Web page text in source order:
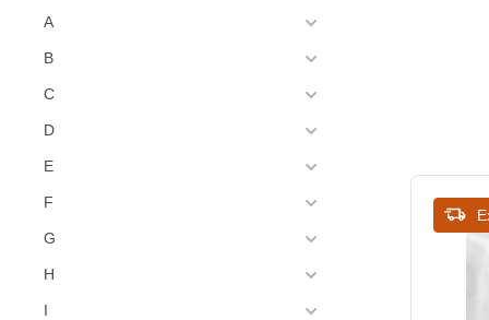
A
B
C
D
E
F
G
H
I